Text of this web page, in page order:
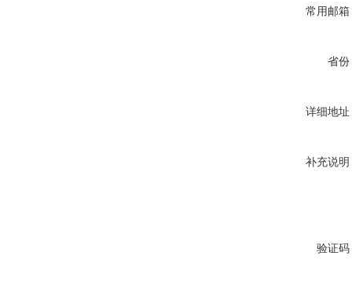
常用邮箱
省份
详细地址
补充说明
验证码